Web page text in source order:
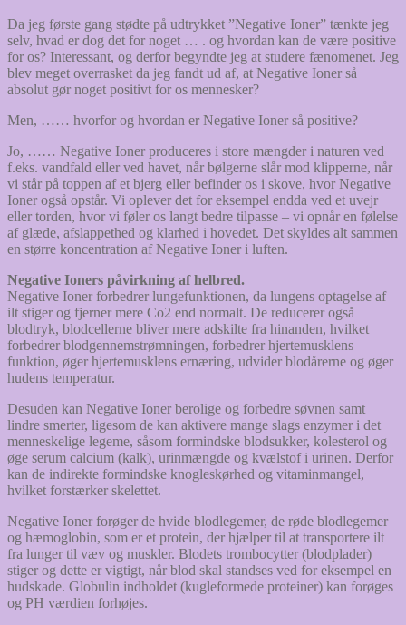
Da jeg første gang stødte på udtrykket ”Negative Ioner” tænkte jeg
selv, hvad er dog det for noget … . og hvordan kan de være positive
for os? Interessant, og derfor begyndte jeg at studere fænomenet. Jeg
blev meget overrasket da jeg fandt ud af, at Negative Ioner så
absolut gør noget positivt for os mennesker?
Men, …… hvorfor og hvordan er Negative Ioner så positive?
Jo, …… Negative Ioner produceres i store mængder i naturen ved
f.eks. vandfald eller ved havet, når bølgerne slår mod klipperne, når
vi står på toppen af et bjerg eller befinder os i skove, hvor Negative
Ioner også opstår. Vi oplever det for eksempel endda ved et uvejr
eller torden, hvor vi føler os langt bedre tilpasse – vi opnår en følelse
af glæde, afslappethed og klarhed i hovedet. Det skyldes alt sammen
en større koncentration af Negative Ioner i luften.
Negative Ioners påvirkning af helbred.
Negative Ioner forbedrer lungefunktionen, da lungens optagelse af
ilt stiger og fjerner mere Co2 end normalt. De reducerer også
blodtryk, blodcellerne bliver mere adskilte fra hinanden, hvilket
forbedrer blodgennemstrømningen, forbedrer hjertemusklens
funktion, øger hjertemusklens ernæring, udvider blodårerne og øger
hudens temperatur.
Desuden kan Negative Ioner berolige og forbedre søvnen samt
lindre smerter, ligesom de kan aktivere mange slags enzymer i det
menneskelige legeme, såsom formindske blodsukker, kolesterol og
øge serum calcium (kalk), urinmængde og kvælstof i urinen. Derfor
kan de indirekte formindske knogleskørhed og vitaminmangel,
hvilket forstærker skelettet.
Negative Ioner forøger de hvide blodlegemer, de røde blodlegemer
og hæmoglobin, som er et protein, der hjælper til at transportere ilt
fra lunger til væv og muskler. Blodets trombocytter (blodplader)
stiger og dette er vigtigt, når blod skal standses ved for eksempel en
hudskade. Globulin indholdet (kugleformede proteiner) kan forøges
og PH værdien forhøjes.